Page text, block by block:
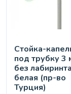
Стойка-
под трубку 3
без
белая (пр-во
Турция)